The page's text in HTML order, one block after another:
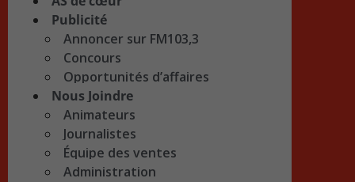
Publicité
Annoncer sur FM103,3
Concours
Opportunités d’affaires
Nous Joindre
Animateurs
Journalistes
Équipe des ventes
Administration